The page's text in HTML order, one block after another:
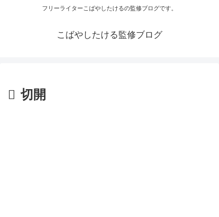
フリーライターこばやしたけるの監修ブログです。
こばやしたける監修ブログ
切開